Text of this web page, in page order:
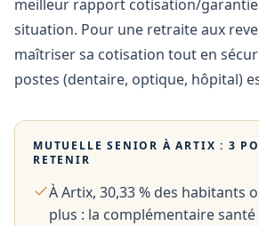
meilleur rapport cotisation/
situation. Pour une retraite aux
maîtriser sa cotisation tout en
postes (dentaire, optique, hôpital)
MUTUELLE SENIOR ÀARTIX : 3
RETENIR
À Artix, 30,33 % des habitants
plus : la complémentaire